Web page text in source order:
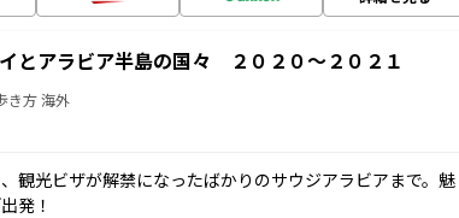
アラビア半島の国々 ２０２０～２０２１
き方 海外
観光ビザが解禁になったばかりのサウジアラビアまで。魅
発！